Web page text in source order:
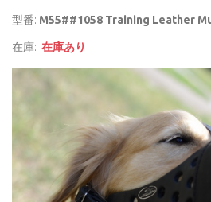
型番: M55##1058 Training Leather
在庫: 在庫あり